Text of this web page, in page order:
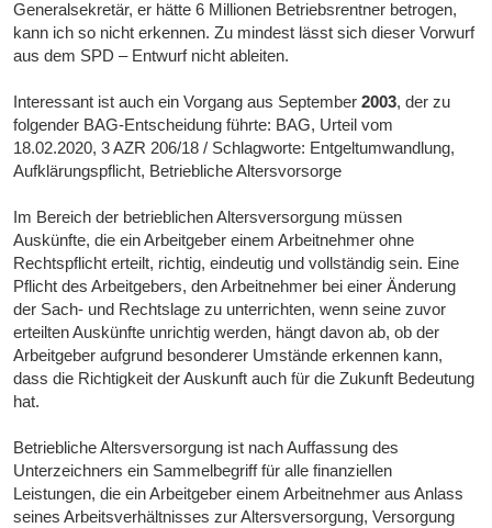
Generalsekretär, er hätte 6 Millionen Betriebsrentner betrogen,
kann ich so nicht erkennen. Zu mindest lässt sich dieser Vorwurf
aus dem SPD – Entwurf nicht ableiten.
Interessant ist auch ein Vorgang aus September2003, der zu
folgender BAG-Entscheidung führte: BAG, Urteil vom
18.02.2020, 3 AZR 206/18 / Schlagworte: Entgeltumwandlung,
Aufklärungspflicht, Betriebliche Altersvorsorge
Im Bereich der betrieblichen Altersversorgung müssen
Auskünfte, die ein Arbeitgeber einem Arbeitnehmer ohne
Rechtspflicht erteilt, richtig, eindeutig und vollständig sein. Eine
Pflicht des Arbeitgebers, den Arbeitnehmer bei einer Änderung
der Sach- und Rechtslage zu unterrichten, wenn seine zuvor
erteilten Auskünfte unrichtig werden, hängt davon ab, ob der
Arbeitgeber aufgrund besonderer Umstände erkennen kann,
dass die Richtigkeit der Auskunft auch für die Zukunft Bedeutung
hat.
Betriebliche Altersversorgung ist nach Auffassung des
Unterzeichners ein Sammelbegriff für alle finanziellen
Leistungen, die ein Arbeitgeber einem Arbeitnehmer aus Anlass
seines Arbeitsverhältnisses zur Altersversorgung, Versorgung